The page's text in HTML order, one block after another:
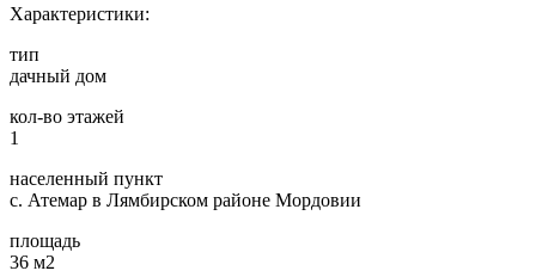
Характеристики:
тип
дачный дом
кол-во этажей
1
населенный пункт
с. Атемар в Лямбирском районе Мордовии
площадь
36 м2